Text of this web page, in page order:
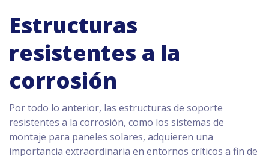
Estructuras
resistentes a la
corrosión
Por todo lo anterior, las estructuras de soporte
resistentes a la corrosión, como los sistemas de
montaje para paneles solares, adquieren una
importancia extraordinaria en entornos críticos a fin de